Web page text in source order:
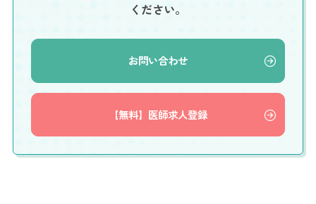
ください。
お問い合わせ
【無料】医師求人登録